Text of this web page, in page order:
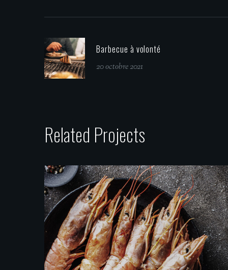
Barbecue à volonté
20 octobre 2021
Related Projects